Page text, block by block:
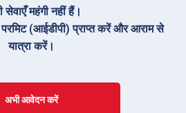
सेवाएँ महंगी नहीं हैं।
परमिट (आईडीपी) प्राप्त करें और आराम से
यात्रा करें।
अभी आवेदन करें